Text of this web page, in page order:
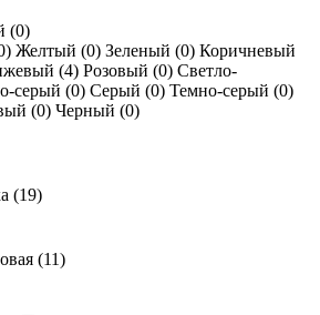
(0)
) Желтый (0) Зеленый (0) Коричневый
(4) Розовый (0) Светло-
серый (0) Серый (0) Темно-серый (0)
(0) Черный (0)
(19)
(11)